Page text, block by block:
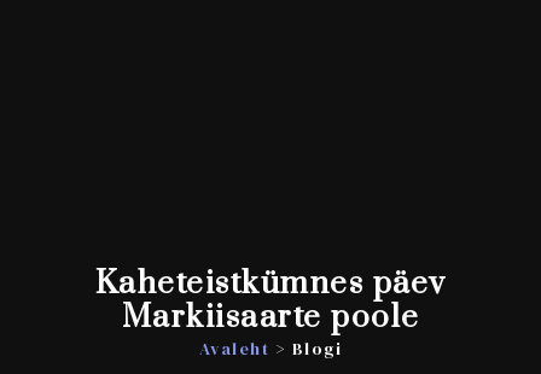
Kaheteistkümnes päev
Markiisaarte poole
Avaleht > Blogi